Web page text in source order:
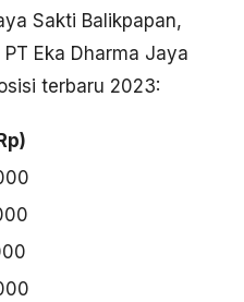
Sakti Balikpapan,
Eka Dharma Jaya
terbaru 2023: